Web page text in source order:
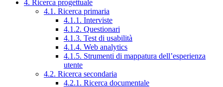
4. Ricerca progettuale
4.1. Ricerca primaria
4.1.1. Interviste
4.1.2. Questionari
4.1.3. Test di usabilità
4.1.4. Web analytics
4.1.5. Strumenti di mappatura dell’esperienza
utente
4.2. Ricerca secondaria
4.2.1. Ricerca documentale